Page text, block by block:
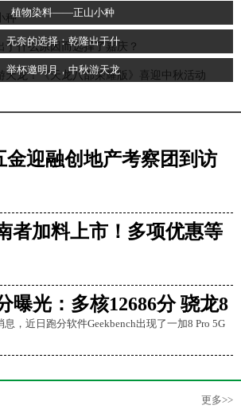
植物染料——正山小种
无奈的选择：乾隆出于什
举杯邀明月，中秋游天龙
金迎融创地产考察团到访
者加料上市！多项优惠等
曝光：多核12686分 骁龙8
，近日跑分软件Geekbench出现了一加8 Pro 5G
更多>>